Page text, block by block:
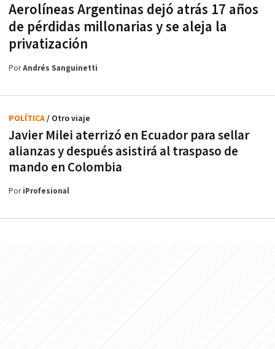
Aerolíneas Argentinas dejó atrás 17 años
de pérdidas millonarias y se aleja la
privatización
PorAndrés Sanguinetti
Javier Milei aterrizó en Ecuador para sellar
alianzas y después asistirá al traspaso de
mando en Colombia
POLÍTICA/ Otro viaje
PoriProfesional